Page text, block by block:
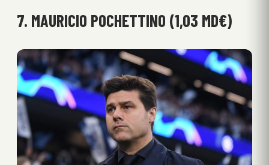
7. MAURICIO POCHETTINO (1,03 MD€)